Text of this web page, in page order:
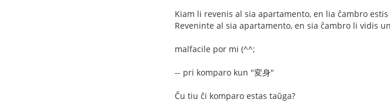
Kiam li revenis al sia apartamento, en lia ĉambro
Reveninte al sia apartamento, en sia ĉambro li vidis
malfacile por mi (^^;
-- pri komparo kun "変身"
Ĉu tiu ĉi komparo estas taŭga?